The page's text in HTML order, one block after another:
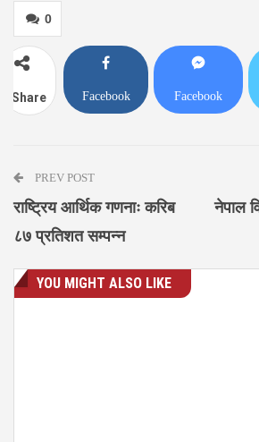
0
Share Facebook Facebook
PREV POST
राष्ट्रिय आर्थिक गणनाः करिब
८७ प्रतिशत सम्पन्न
नेपाल
YOU MIGHT ALSO LIKE